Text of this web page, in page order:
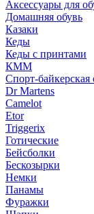
Аксессуары для
Домашняя обувь
Казаки
Кеды
Кеды с принтами
КММ
Спорт-байкерская
Dr Martens
Camelot
Etor
Triggerix
Готические
Бейсболки
Бескозырки
Немки
Панамы
Фуражки